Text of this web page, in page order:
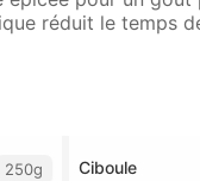
réduit le temps
250g Ciboule